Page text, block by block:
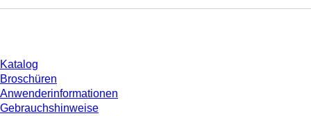
Katalog
Broschüren
Anwenderinformationen
Gebrauchshinweise